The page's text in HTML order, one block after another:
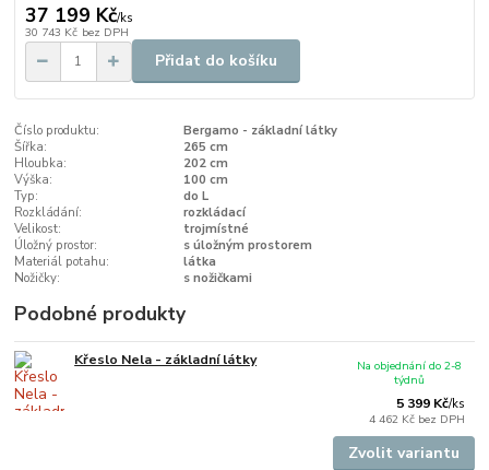
37 199 Kč/ks
30 743 Kč bez DPH
Přidat do košíku
Číslo produktu:
Bergamo - základní látky
Šířka:
265 cm
Hloubka:
202 cm
Výška:
100 cm
Typ:
do L
Rozkládání:
rozkládací
Velikost:
trojmístné
Úložný prostor:
s úložným prostorem
Materiál potahu:
látka
Nožičky:
s nožičkami
Podobné produkty
Křeslo Nela - základní látky
5 399 Kč/ks
4 462 Kč bez DPH
Na objednání do 2-8
týdnů
Zvolit variantu